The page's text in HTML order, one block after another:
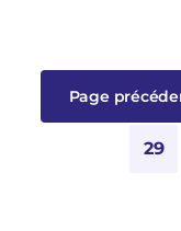
Page
29